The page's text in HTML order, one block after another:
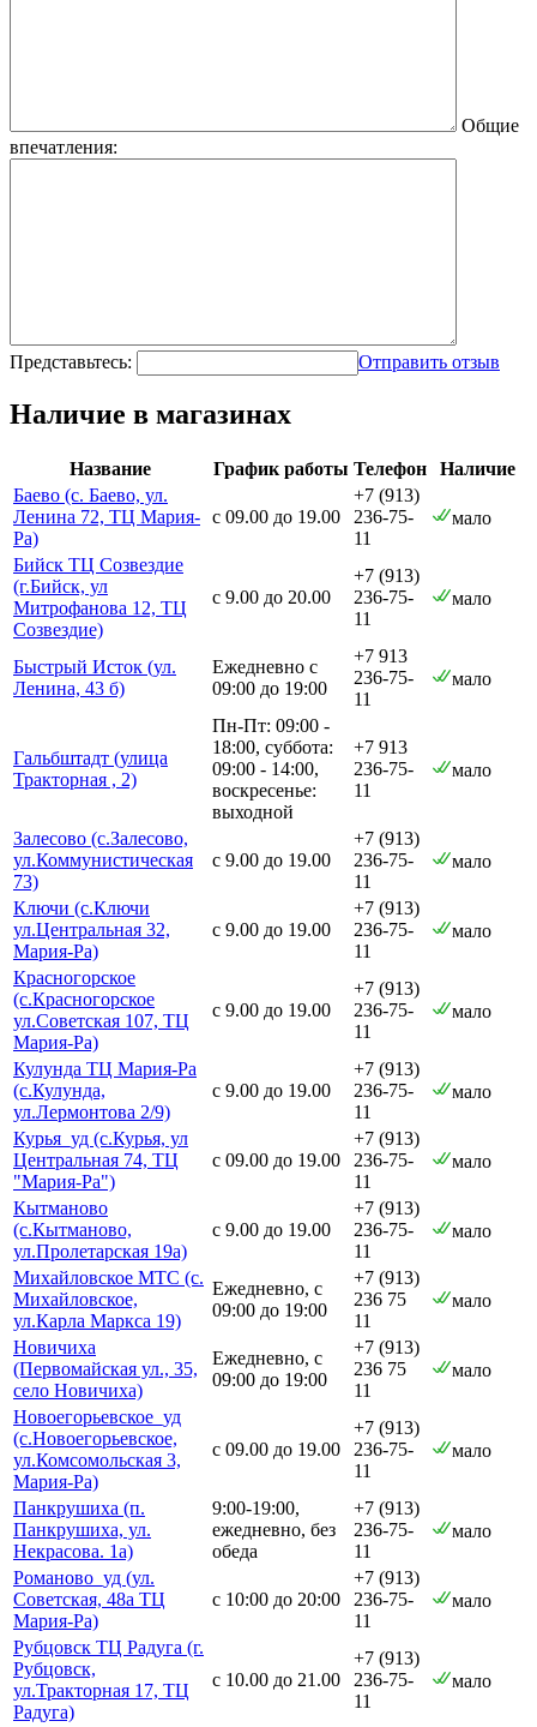
Общие
впечатления:
Представьтесь: Отправить отзыв
Наличие в магазинах
Название График работы Телефон
Наличие
Баево (с. Баево, ул.
Ленина 72, ТЦ Мария-
Ра)
с 09.00 до 19.00
+7 (913)
236-75-
11
мало
Бийск ТЦ Созвездие
(г.Бийск, ул
Митрофанова 12, ТЦ
Созвездие)
с 9.00 до 20.00
+7 (913)
236-75-
11
мало
Быстрый Исток (ул.
Ленина, 43 б)
Ежедневно с
09:00 до 19:00
+7 913
236-75-
11
мало
Гальбштадт (улица
Тракторная , 2)
Пн-Пт: 09:00 -
18:00, суббота:
09:00 - 14:00,
воскресенье:
выходной
+7 913
236-75-
11
мало
Залесово (с.Залесово,
ул.Коммунистическая
73)
с 9.00 до 19.00
+7 (913)
236-75-
11
мало
Ключи (с.Ключи
ул.Центральная 32,
Мария-Ра)
с 9.00 до 19.00
+7 (913)
236-75-
11
мало
Красногорское
(с.Красногорское
ул.Советская 107, ТЦ
Мария-Ра)
с 9.00 до 19.00
+7 (913)
236-75-
11
мало
Кулунда ТЦ Мария-Ра
(с.Кулунда,
ул.Лермонтова 2/9)
с 9.00 до 19.00
+7 (913)
236-75-
11
мало
Курья_уд (с.Курья, ул
Центральная 74, ТЦ
"Мария-Ра")
с 09.00 до 19.00
+7 (913)
236-75-
11
мало
Кытманово
(с.Кытманово,
ул.Пролетарская 19а)
с 9.00 до 19.00
+7 (913)
236-75-
11
мало
Михайловское МТС (с.
Михайловское,
ул.Карла Маркса 19)
Ежедневно, с
09:00 до 19:00
+7 (913)
236 75
11
мало
Новичиха
(Первомайская ул., 35,
село Новичиха)
Ежедневно, с
09:00 до 19:00
+7 (913)
236 75
11
мало
Новоегорьевское_уд
(с.Новоегорьевское,
ул.Комсомольская 3,
Мария-Ра)
с 09.00 до 19.00
+7 (913)
236-75-
11
мало
Панкрушиха (п.
Панкрушиха, ул.
Некрасова. 1а)
9:00-19:00,
ежедневно, без
обеда
+7 (913)
236-75-
11
мало
Романово_уд (ул.
Советская, 48а ТЦ
Мария-Ра)
с 10:00 до 20:00
+7 (913)
236-75-
11
мало
Рубцовск ТЦ Радуга (г.
Рубцовск,
ул.Тракторная 17, ТЦ
Радуга)
с 10.00 до 21.00
+7 (913)
236-75-
11
мало